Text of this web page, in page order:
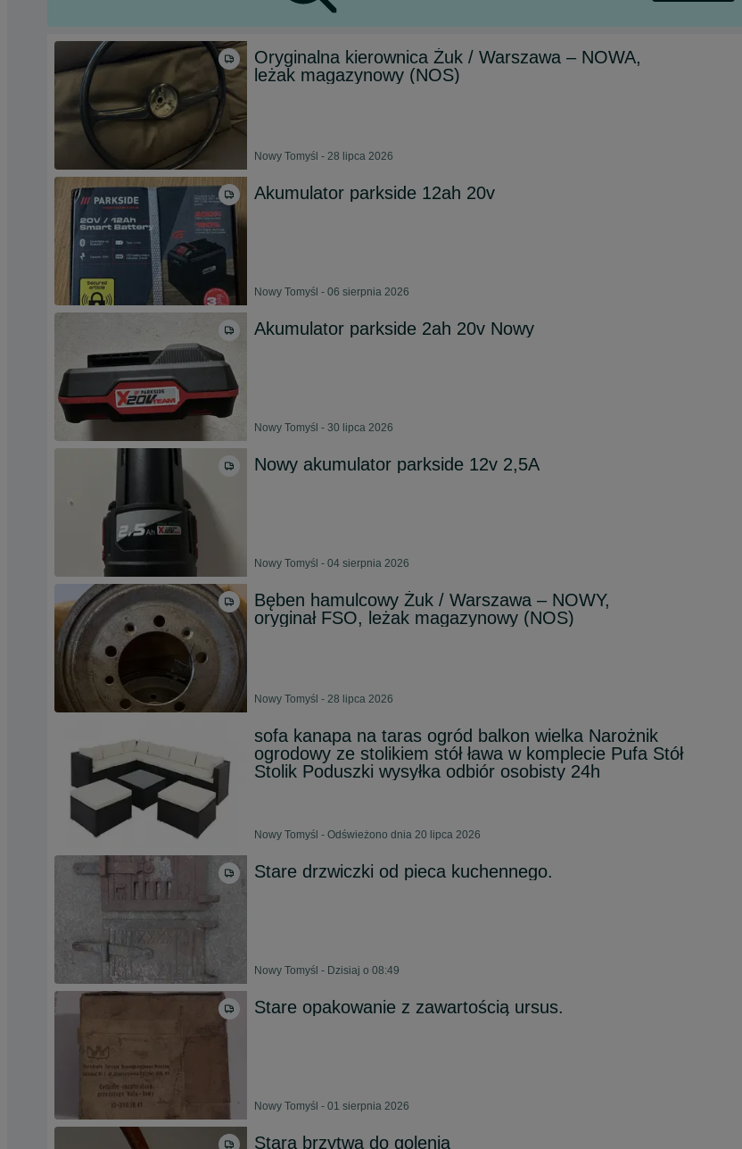
Oryginalna kierownica Żuk / Warszawa – NOWA,
leżak magazynowy (NOS)
Nowy Tomyśl - 28 lipca 2026
Akumulator parkside 12ah 20v
Nowy Tomyśl - 06 sierpnia 2026
Akumulator parkside 2ah 20v Nowy
Nowy Tomyśl - 30 lipca 2026
Nowy akumulator parkside 12v 2,5A
Nowy Tomyśl - 04 sierpnia 2026
Bęben hamulcowy Żuk / Warszawa – NOWY,
oryginał FSO, leżak magazynowy (NOS)
Nowy Tomyśl - 28 lipca 2026
sofa kanapa na taras ogród balkon wielka Narożnik
ogrodowy ze stolikiem stół ława w komplecie Pufa Stół
Stolik Poduszki wysyłka odbiór osobisty 24h
Nowy Tomyśl - Odświeżono dnia 20 lipca 2026
Stare drzwiczki od pieca kuchennego.
Nowy Tomyśl - Dzisiaj o 08:49
Stare opakowanie z zawartością ursus.
Nowy Tomyśl - 01 sierpnia 2026
Stara brzytwa do golenia